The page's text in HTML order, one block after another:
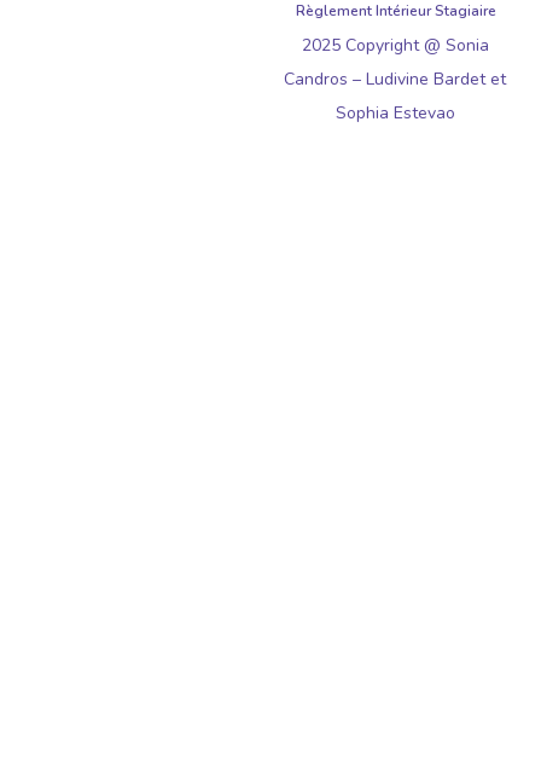
Règlement Intérieur Stagiaire
2025 Copyright @ Sonia
Candros – Ludivine Bardet et
Sophia Estevao